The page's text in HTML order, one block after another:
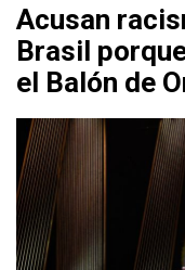
Acusan
Brasil
el Balón de